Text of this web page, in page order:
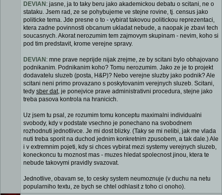
DEVIAN : jasne, ja to taky beru jako akademickou debatu o scitani, ne o
stataku. Jsem rad, ze se pohybujeme ve stejne rovine, tj. census jako
politicke tema. Jde presne o to - vybirat takovou politickou reprezentaci,
ktera zadne povinnosti obcanum ukladat nebude, a naopak je zbavi tech
soucasnych. Akorat nerozumim tem zajmovym skupinam - nevim, koho si
pod tim predstavit, krome verejne spravy.
DEVIAN : mne prave neprijde nijak zrejme, ze by scitani bylo obhajovano
podnikanim. Podnikanim koho? Tomu nerozumim. Jako ze je to projekt
dodavatelu sluzeb (posta, H&P)? Nebo verejne sluzby jako podnik? Ale
scitani neni primo provazano s poskytovanim verejnych sluzeb. Scitani,
tedy sber dat, je ponejvice prave administrativni procedura, stejne jako
treba pasova kontrola na hranicich.
Uz jsem tu psal, ze rozumim tomu konceptu maximalni individualni
svobody, kdy v podstate vsechno je ponechano na svobodnem
rozhodnuti jednotlivce. Je mi dost blizky. (Taky se mi nelibi, jak me vlada
nuti treba sporit na duchod jednim konkretnim zpusobem, a tak dale.) Ale
i v extremnim pojeti, kdy si chces vybirat mezi systemy verejnych sluzeb,
koneckoncu tu moznost mas - muzes hledat spolecnost jinou, ktera te
nebude takovymi pravidly svazovat.
Jednotlive, obavam se, to cesky system neumoznuje (v duchu na netu
popularniho textu, ze bych se chtel odhlasit z toho ci onoho).